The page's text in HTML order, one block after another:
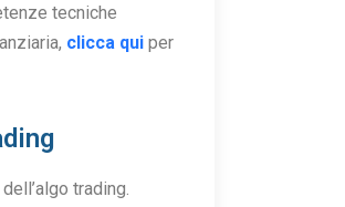
tecniche
clicca quiper
trading.